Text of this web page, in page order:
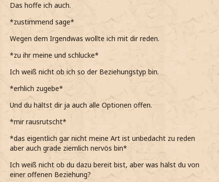
Das hoffe ich auch.
*zustimmend sage*
Wegen dem Irgendwas wollte ich mit dir reden.
*zu ihr meine und schlucke*
Ich weiß nicht ob ich so der Beziehungstyp bin.
*erhlich zugebe*
Und du hältst dir ja auch alle Optionen offen.
*mir rausrutscht*
*das eigentlich gar nicht meine Art ist unbedacht zu reden
aber auch grade ziemlich nervös bin*
Ich weiß nicht ob du dazu bereit bist, aber was hälst du von
einer offenen Beziehung?